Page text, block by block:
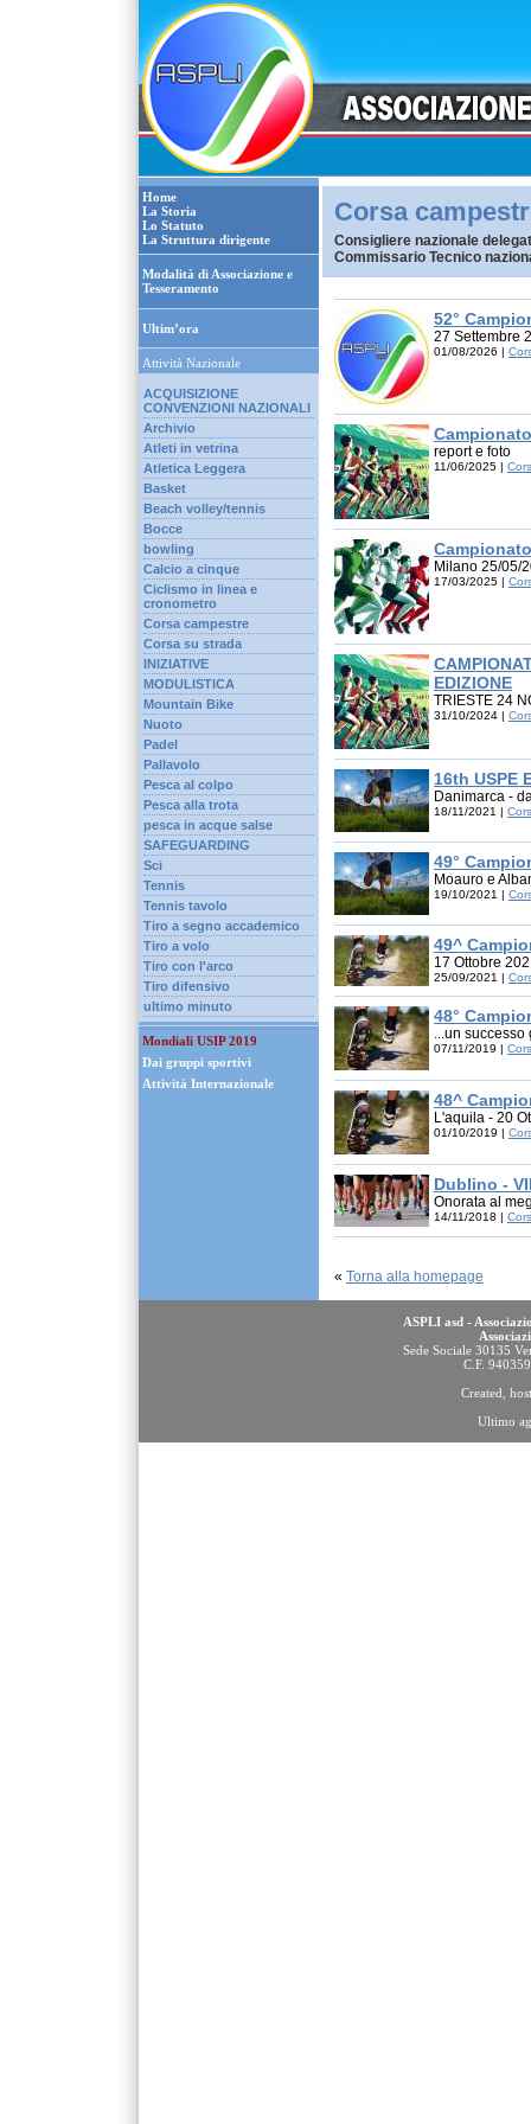
Home
La Storia
Lo Statuto
La Struttura dirigente
Modalità di Associazione e
Tesseramento
Ultim’ora
Attività Nazionale
ACQUISIZIONE
CONVENZIONI NAZIONALI
Archivio
Atleti in vetrina
Atletica Leggera
Basket
Beach volley/tennis
Bocce
bowling
Calcio a cinque
Ciclismo in linea e
cronometro
Corsa campestre
Corsa su strada
INIZIATIVE
MODULISTICA
Mountain Bike
Nuoto
Padel
Pallavolo
Pesca al colpo
Pesca alla trota
pesca in acque salse
SAFEGUARDING
Sci
Tennis
Tennis tavolo
Tiro a segno accademico
Tiro a volo
Tiro con l'arco
Tiro difensivo
ultimo minuto
Mondiali USIP 2019
Dai gruppi sportivi
Attività Internazionale
Corsa
Consigliere nazionale
Commissario Tecnico
52°
27 Settembre
01/08/2026 |
report e foto
11/06/2025 |
Milano 25/05/
17/03/2025 |
EDIZIONE
TRIESTE 24
31/10/2024 |
16th USPE
Danimarca -
18/11/2021 |
49°
Moauro e
19/10/2021 |
49^
17 Ottobre
25/09/2021 |
48°
...un successo
07/11/2019 |
48^
L'aquila - 20
01/10/2019 |
Dublino -
Onorata al
14/11/2018 |
« Torna alla homepage
ASPLI asd -
Sede Sociale 30135
C.F.
Created,
Ultimo